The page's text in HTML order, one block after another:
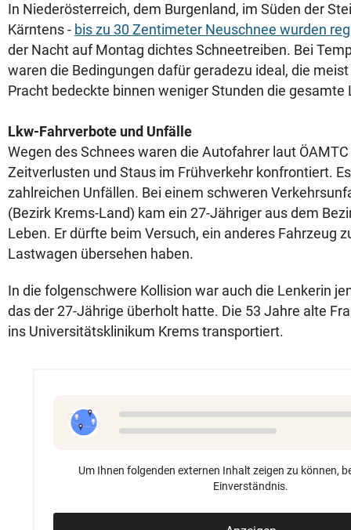
In Niederösterreich, dem Burgenland, im Süden der
Kärntens - bis zu 30 Zentimeter Neuschnee wurden
der Nacht auf Montag dichtes Schneetreiben. Bei
waren die Bedingungen dafür geradezu ideal, die
Pracht bedeckte binnen weniger Stunden die gesamte
Lkw-Fahrverbote und Unfälle
Wegen des Schnees waren die Autofahrer laut
Zeitverlusten und Staus im Frühverkehr konfrontiert.
zahlreichen Unfällen. Bei einem schweren
(Bezirk Krems-Land) kam ein 27-Jähriger aus dem
Leben. Er dürfte beim Versuch, ein anderes Fahrzeug
Lastwagen übersehen haben.
In die folgenschwere Kollision war auch die Lenkerin
das der 27-Jährige überholt hatte. Die 53 Jahre alte
ins Universitätsklinikum Krems transportiert.
Um Ihnen folgenden externen Inhalt zeigen zu können,
Einverständnis.